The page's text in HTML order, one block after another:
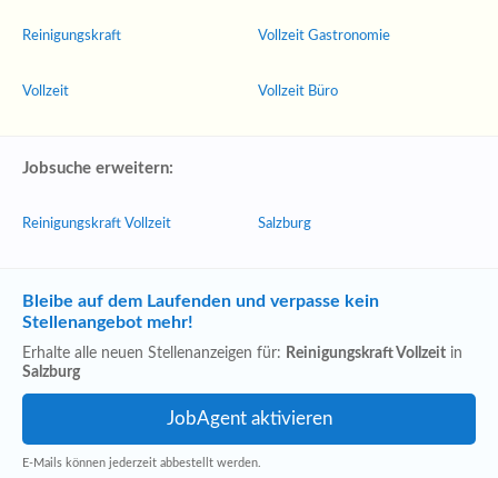
Reinigungskraft
Vollzeit
Vollzeit Gastronomie
Vollzeit Büro
Jobsuche erweitern:
Reinigungskraft Vollzeit Salzburg
Bleibe auf dem Laufenden und verpasse kein
Stellenangebot mehr!
Erhalte alle neuen Stellenanzeigen für: Reinigungskraft Vollzeit in
Salzburg
E-Mails können jederzeit abbestellt werden.